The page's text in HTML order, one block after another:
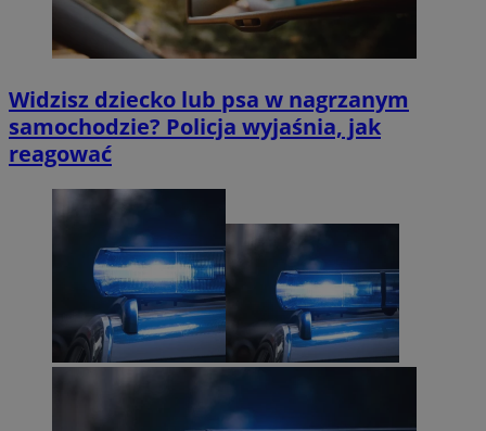
Widzisz dziecko lub psa w nagrzanym
samochodzie? Policja wyjaśnia, jak
reagować